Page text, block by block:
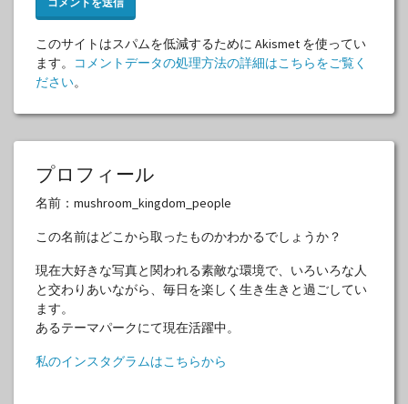
このサイトはスパムを低減するために Akismet を使ってい
ます。
コメントデータの処理方法の詳細はこちらをご覧く
ださい。
プロフィール
名前：mushroom_kingdom_people
この名前はどこから取ったものかわかるでしょうか？
現在大好きな写真と関われる素敵な環境で、いろいろな人
と交わりあいながら、毎日を楽しく生き生きと過ごしてい
ます。
あるテーマパークにて現在活躍中。
私のインスタグラムはこちらから